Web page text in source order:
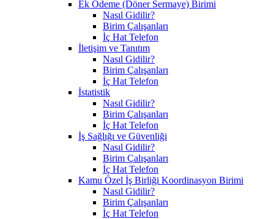
Ek Ödeme (Döner Sermaye) Birimi
Nasıl Gidilir?
Birim Çalışanları
İç Hat Telefon
İletişim ve Tanıtım
Nasıl Gidilir?
Birim Çalışanları
İç Hat Telefon
İstatistik
Nasıl Gidilir?
Birim Çalışanları
İç Hat Telefon
İş Sağlığı ve Güvenliği
Nasıl Gidilir?
Birim Çalışanları
İç Hat Telefon
Kamu Özel İş Birliği Koordinasyon Birimi
Nasıl Gidilir?
Birim Çalışanları
İç Hat Telefon